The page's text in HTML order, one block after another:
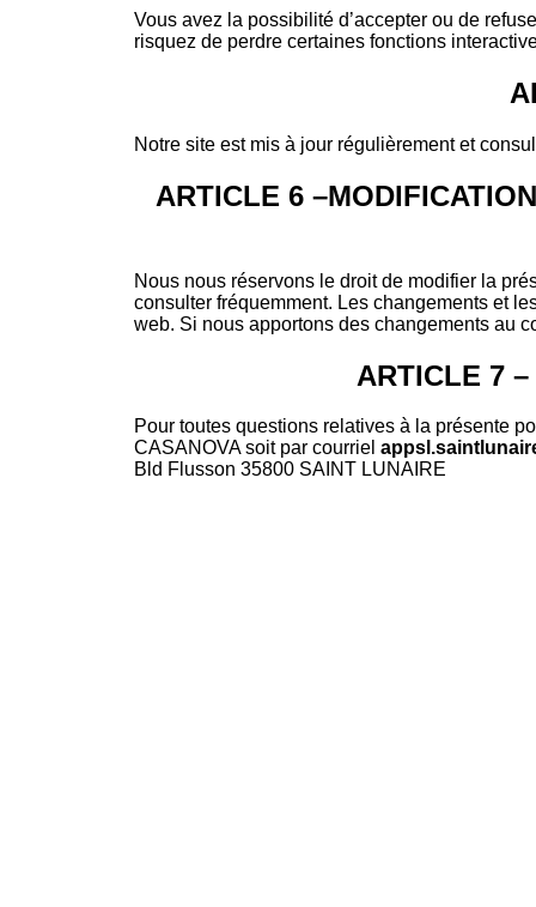
Vous avez la possibilité d’accepter ou de
risquez de perdre certaines fonctions
Notre site est mis à jour régulièrement et
ARTICLE 6
Nous nous réservons le droit de modifier la
consulter fréquemment. Les changements et
web. Si nous apportons des changements au
ARTICLE 7
Pour toutes questions relatives à la présente
CASANOVA soit par courriel
Bld Flusson 35800 SAINT LUNAIRE